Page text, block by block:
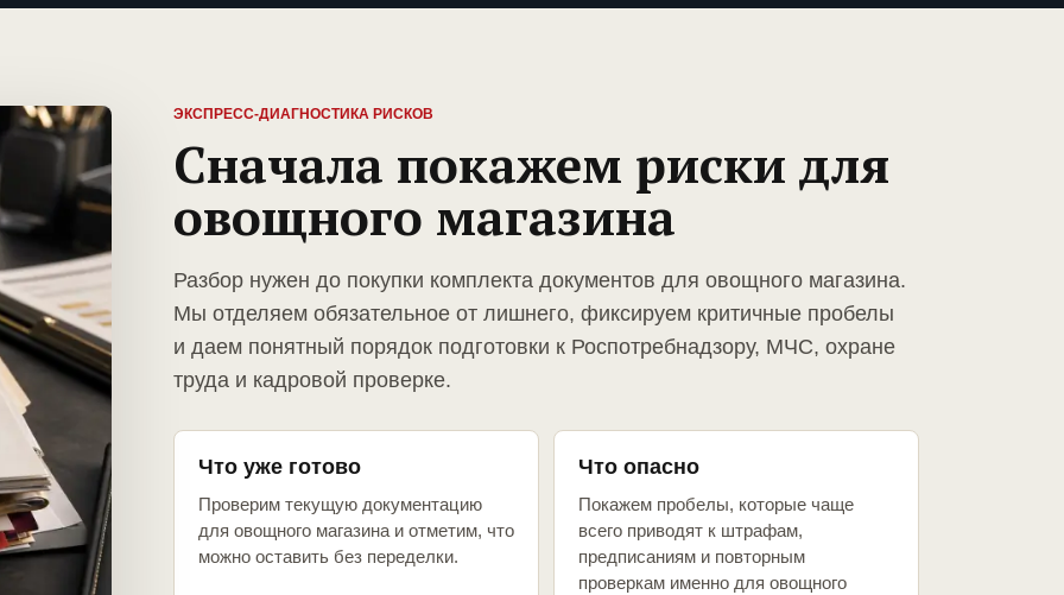
ЭКСПРЕСС-ДИАГНОСТИКА РИСКОВ
Сначала покажем риски для
овощного магазина
Разбор нужен до покупки комплекта документов для овощного магазина.
Мы отделяем обязательное от лишнего, фиксируем критичные пробелы
и даем понятный порядок подготовки к Роспотребнадзору, МЧС, охране
труда и кадровой проверке.
Что уже готово
Проверим текущую документацию
для овощного магазина и отметим, что
можно оставить без переделки.
Что опасно
Покажем пробелы, которые чаще
всего приводят к штрафам,
предписаниям и повторным
проверкам именно для овощного